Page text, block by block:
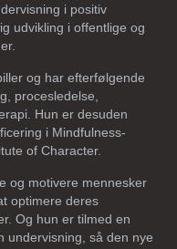
i positiv
udvikling i offentlige og
og har efterfølgende
procesledelse,
Hun er desuden
i Mindfulness-
of Character.
og motivere mennesker
optimere deres
Og hun er tilmed en
undervisning, så den nye